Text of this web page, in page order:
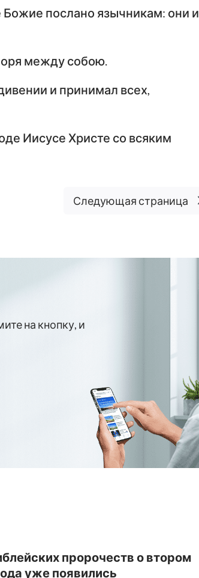
Божие послано язычникам: они и
между собою.
и принимал всех,
Иисусе Христе со всяким
Следующая страница
на кнопку, и
пророчеств о втором
уже появились